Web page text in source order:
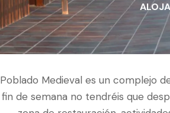
Poblado Medieval es un complejo
fin de semana no tendréis que